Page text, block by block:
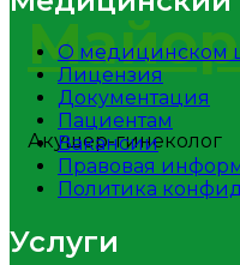
Акушер-гинеколог
О медицинском
Лицензия
Документация
Пациентам
Вакансии
Правовая
Политика
Услуги